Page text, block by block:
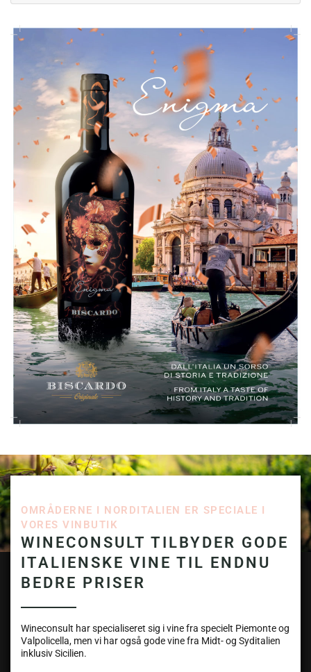
OMRÅDERNE I NORDITALIEN ER SPECIALE I
VORES VINBUTIK
WINECONSULT TILBYDER GODE
ITALIENSKE VINE TIL ENDNU
BEDRE PRISER
Wineconsult har specialiseret sig i vine fra specielt Piemonte og
Valpolicella, men vi har også gode vine fra Midt- og Syditalien
inklusiv Sicilien.